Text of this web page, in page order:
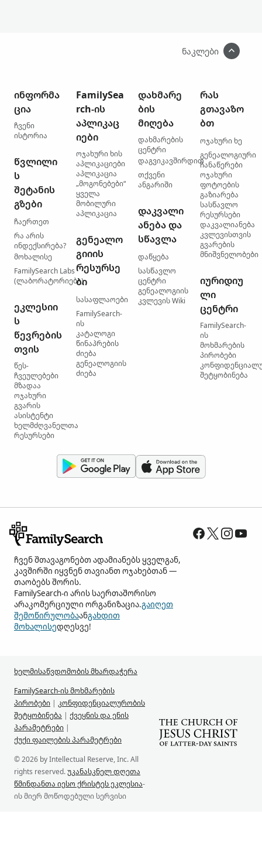
ნაკლები
ინფორმა
ცია
ჩვენი
ისტორია
წვლილი
ს
შეტანის
გზები
ჩაერთეთ
რა არის
ინდექსირება?
მოხალისე
FamilySearch Labs
(ლაბორატორიები)
ეკლესიი
ს
წევრების
თვის
წეს-
ჩვეულებები
მზადაა
ოჯახური
გვარის
ასისტენტი
ხელმძღვანელთა
რესურსები
FamilySea
rch-ის
აპლიკაც
იები
ოჯახური ხის
აპლიკაციები
აპლიკაცია
„მოგონებები“
ყველა
მობილური
აპლიკაცია
გენეალო
გიიის
რესურსე
ბი
სასაფლაოები
FamilySearch-
ის
კატალოგი
წინაპრების
ძიება
გენეალოგიის
ძიება
დახმარე
ბის
მიღება
დახმარების
ცენტრი
დაგვიკავშირდით
თქვენი
ანგარიში
დაკვალი
ანება და
სწავლა
დაწყება
სასწავლო
ცენტრი
გენეალოგიის
კვლევის Wiki
რას
გთავაზო
ბთ
ოჯახური ხე
გენეალოგიური
ჩანაწერები
ოჯახური
ფოტოების
გაზიარება
სასწავლო
რესურსები
დაკვალიანება
კვლევისთვის
გვარების
მნიშვნელობები
იურიდიუ
ლი
ცენტრი
FamilySearch-
ის
მოხმარების
პირობები
შეტყობინება
ჩვენ შთავაგონებთ ადამიანებს ყველგან,
კავშირში იყვნენ თავიანთ ოჯახებთან —
თაობებს შორის.
FamilySearch-ი არის საერთაშორისო
არაკომერციული ორგანიზაცია.გაიღეთ
შემოწირულობაანგახდით
მოხალისედღესვე!
ხელმისაწვდომობის მხარდაჭერა
FamilySearch-ის მოხმარების
პირობები | კონფიდენციალურობის
შეტყობინება | ქვეყნის და ენის
პარამეტრები |
ქუქი ფაილების პარამეტრები
© 2026 by Intellectual Reserve, Inc. All
rights reserved.უკანასკნელ დღეთა
წმინდანთა იესო ქრისტეს ეკლესია-
ის მიერ მოწოდებული სერვისი